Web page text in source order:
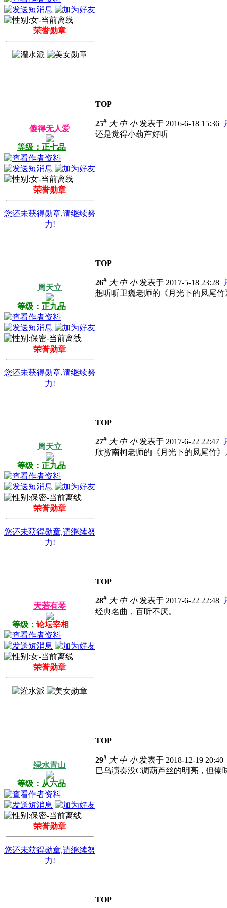
荣誉勋章
TOP
傻得无人爱
等级：正七品
荣誉勋章
您还未获得勋章,请继续努
力!
25# 大 中 小发表于 2016-6-18 15:36
还是觉得小葫芦好听
TOP
周天立
等级：正九品
荣誉勋章
您还未获得勋章,请继续努
力!
26# 大 中 小发表于 2017-5-18 23:28
想听听卫巍老师的《月光下的凤尾竹
TOP
周天立
等级：正九品
荣誉勋章
您还未获得勋章,请继续努
力!
27# 大 中 小发表于 2017-6-22 22:47
欣赏南柯老师的《月光下的凤尾竹》
TOP
天若有琴
等级： 论坛宰相
荣誉勋章
28# 大 中 小发表于 2017-6-22 22:48
经典名曲，百听不厌。
TOP
绿水青山
等级：从六品
荣誉勋章
您还未获得勋章,请继续努
力!
29# 大 中 小发表于 2018-12-19 20:40
巴乌演奏没C调葫芦丝的明亮，但傣
TOP